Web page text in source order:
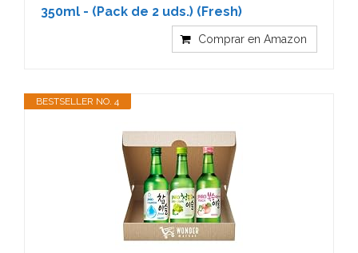
350ml - (Pack de 2 uds.) (Fresh)
Comprar en Amazon
BESTSELLER NO. 4